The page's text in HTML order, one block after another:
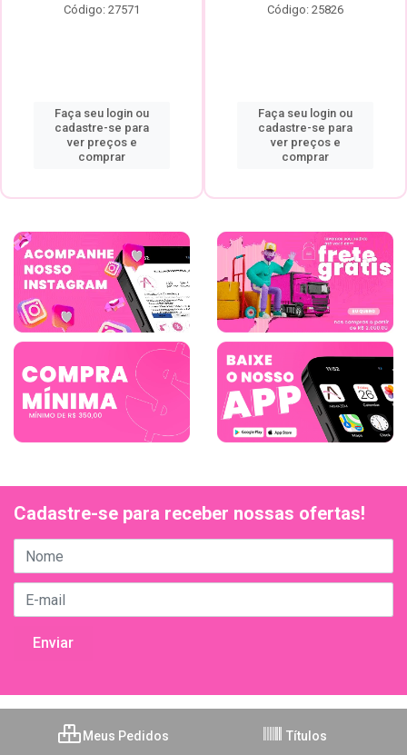
Código: 27571
Faça seu login ou
cadastre-se para
ver preços e
comprar
Código: 25826
Faça seu login ou
cadastre-se para
ver preços e
comprar
Cadastre-se para receber nossas ofertas!
Meus Pedidos Títulos